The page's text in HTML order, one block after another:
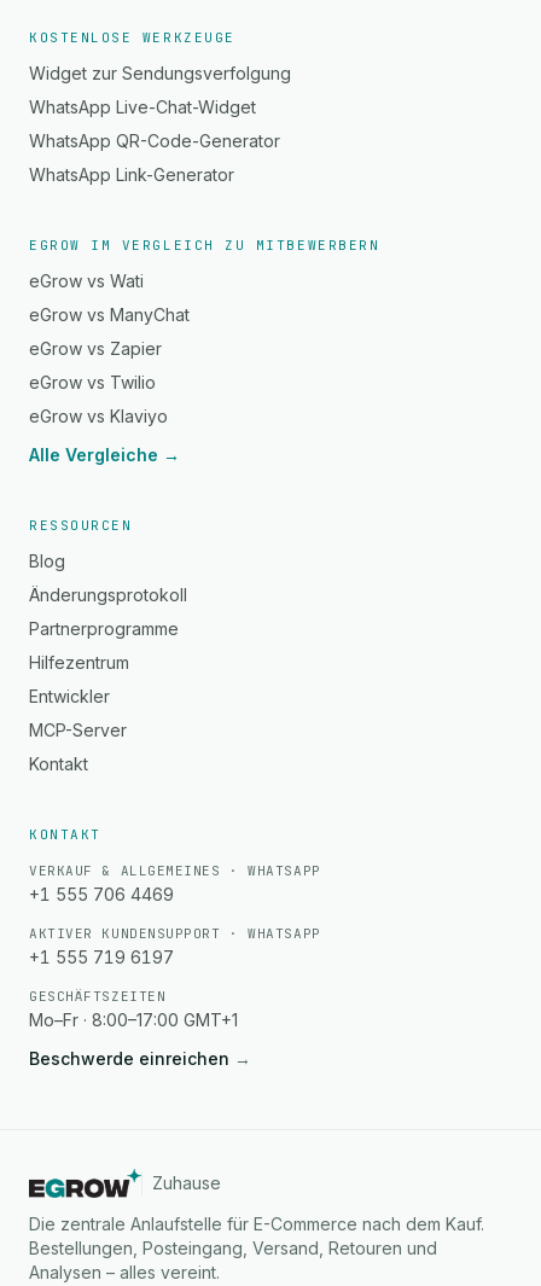
KOSTENLOSE WERKZEUGE
Widget zur Sendungsverfolgung
WhatsApp Live-Chat-Widget
WhatsApp QR-Code-Generator
WhatsApp Link-Generator
EGROW IM VERGLEICH ZU MITBEWERBERN
eGrow vs Wati
eGrow vs ManyChat
eGrow vs Zapier
eGrow vs Twilio
eGrow vs Klaviyo
Alle Vergleiche →
RESSOURCEN
Blog
Änderungsprotokoll
Partnerprogramme
Hilfezentrum
Entwickler
MCP-Server
Kontakt
KONTAKT
VERKAUF & ALLGEMEINES · WHATSAPP
+1 555 706 4469
AKTIVER KUNDENSUPPORT · WHATSAPP
+1 555 719 6197
GESCHÄFTSZEITEN
Mo–Fr · 8:00–17:00 GMT+1
Beschwerde einreichen →
Zuhause
Die zentrale Anlaufstelle für E-Commerce nach dem Kauf.
Bestellungen, Posteingang, Versand, Retouren und
Analysen – alles vereint.